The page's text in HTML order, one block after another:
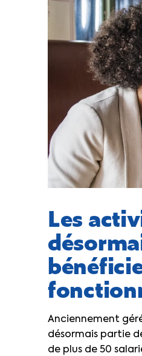
Les
Anciennement
désormais partie
de plus de 50